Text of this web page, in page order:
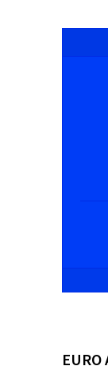
EURO